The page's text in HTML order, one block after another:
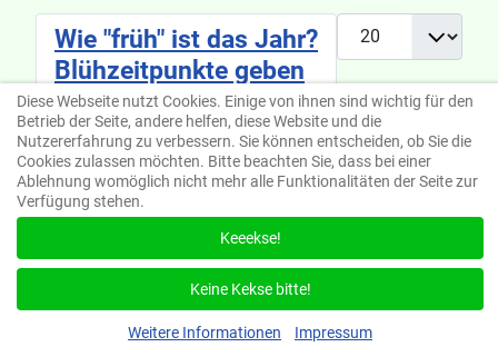
Anzeige #
Wie "früh" ist das Jahr?
Blühzeitpunkte geben
eine Antwort
Diese Webseite nutzt Cookies. Einige von ihnen sind wichtig für den
Betrieb der Seite, andere helfen, diese Website und die
Nutzererfahrung zu verbessern. Sie können entscheiden, ob Sie die
Cookies zulassen möchten. Bitte beachten Sie, dass bei einer
Ablehnung womöglich nicht mehr alle Funktionalitäten der Seite zur
Verfügung stehen.
Keeekse!
Keine Kekse bitte!
Weitere Informationen Impressum